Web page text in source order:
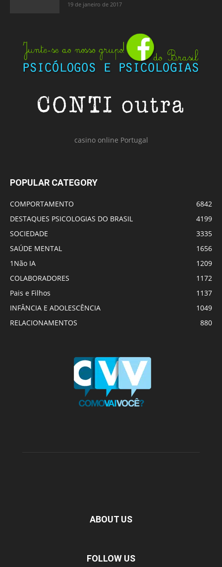
19 de janeiro de 2017
casino online Portugal
POPULAR CATEGORY
COMPORTAMENTO
6842
DESTAQUES PSICOLOGIAS DO BRASIL
4199
SOCIEDADE
3335
SAÚDE MENTAL
1656
1Não IA
1209
COLABORADORES
1172
Pais e Filhos
1137
INFÂNCIA E ADOLESCÊNCIA
1049
RELACIONAMENTOS
880
ABOUT US
FOLLOW US